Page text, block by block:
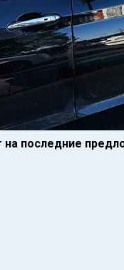
на последние